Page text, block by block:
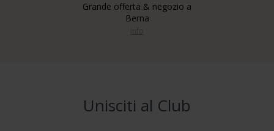
Grande offerta & negozio a
Berna
Unisciti al Club